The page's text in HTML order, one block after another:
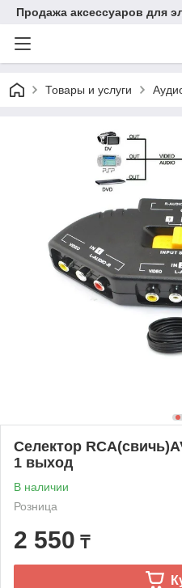
Продажа аксессуаров для
Товары и услуги
Селектор
1 выход
В наличии
Розница
2 550 ₸